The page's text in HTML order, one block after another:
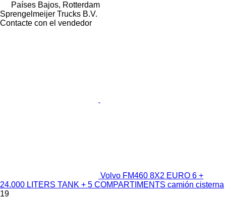
Países Bajos, Rotterdam
Sprengelmeijer Trucks B.V.
Contacte con el vendedor
Volvo FM460 8X2 EURO 6 +
24.000 LITERS TANK + 5 COMPARTIMENTS camión cisterna
19